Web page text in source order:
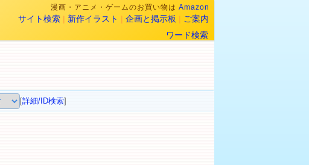
漫画・アニメ・ゲームのお買い物は Amazon
サイト検索 | 新作イラスト | 企画と掲示板 | ご案内
ワード検索
[詳細/ID検索]